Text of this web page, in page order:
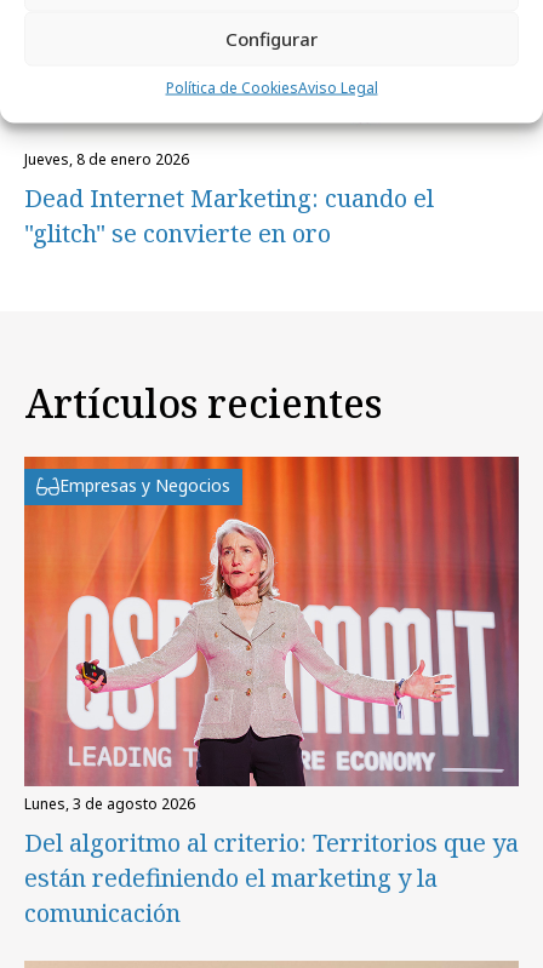
Configurar
Política de CookiesAviso Legal
jueves, 8 de enero 2026
Dead Internet Marketing: cuando el
"glitch" se convierte en oro
Artículos recientes
Empresas y Negocios
lunes, 3 de agosto 2026
Del algoritmo al criterio: Territorios que ya
están redefiniendo el marketing y la
comunicación